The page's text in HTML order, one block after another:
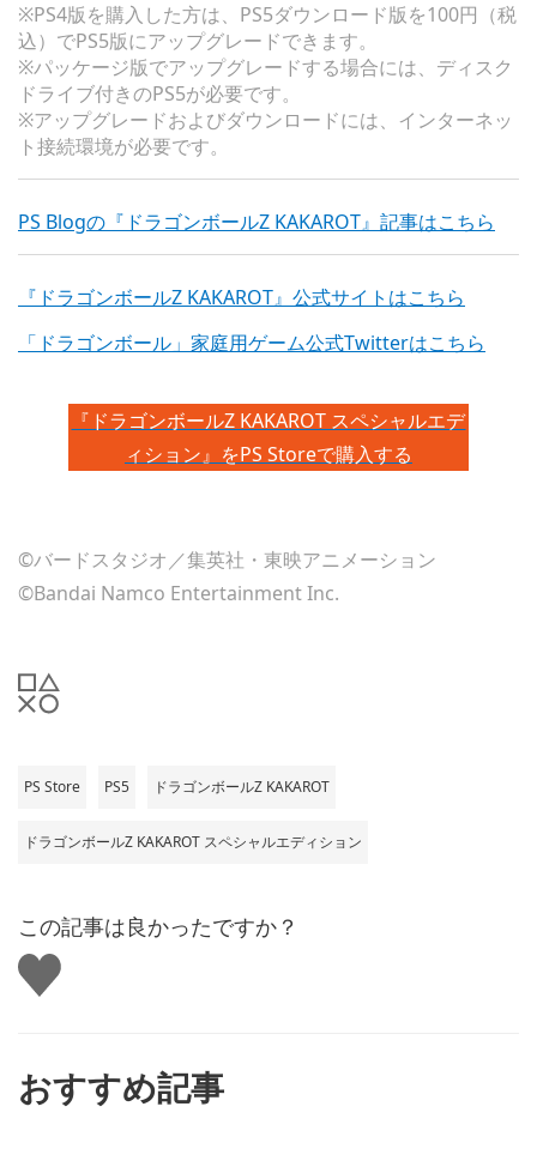
※PS4版を購入した方は、PS5ダウンロード版を100円（税
込）でPS5版にアップグレードできます。
※パッケージ版でアップグレードする場合には、ディスク
ドライブ付きのPS5が必要です。
※アップグレードおよびダウンロードには、インターネッ
ト接続環境が必要です。
PS Blogの『ドラゴンボールZ KAKAROT』記事はこちら
『ドラゴンボールZ KAKAROT』公式サイトはこちら
「ドラゴンボール」家庭用ゲーム公式Twitterはこちら
『ドラゴンボールZ KAKAROT スペシャルエデ
ィション』をPS Storeで購入する
©バードスタジオ／集英社・東映アニメーション
©Bandai Namco Entertainment Inc.
PS Store PS5 ドラゴンボールZ KAKAROT
ドラゴンボールZ KAKAROT スペシャルエディション
この記事は良かったですか？
い
い
おすすめ記事